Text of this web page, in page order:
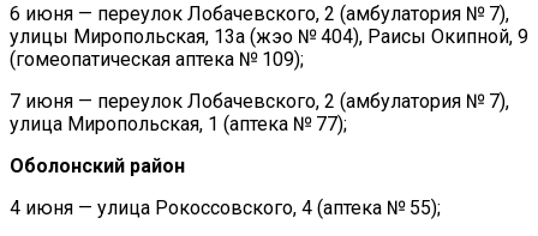
6 июня — переулок Лобачевского, 2 (амбулатория № 7),
улицы Миропольская, 13а (жэо № 404), Раисы Окипной, 9
(гомеопатическая аптека № 109);
7 июня — переулок Лобачевского, 2 (амбулатория № 7),
улица Миропольская, 1 (аптека № 77);
Оболонский район
4 июня — улица Рокоссовского, 4 (аптека № 55);